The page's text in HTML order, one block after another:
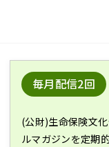
毎月配信2回
(公財)生命保険文
ルマガジンを定期